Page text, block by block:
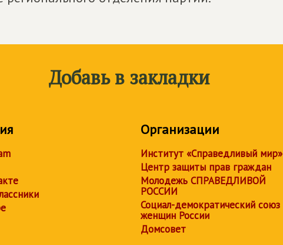
Добавь в закладки
Организации
Институт «Справедливый мир»
Центр защиты прав граждан
Молодежь СПРАВЕДЛИВОЙ
РОССИИ
Социал-демократический союз
женщин России
Домсовет